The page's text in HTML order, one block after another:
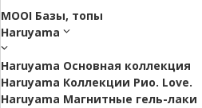
MOOI Базы, топы
Haruyama
Haruyama Основная коллекция
Haruyama Коллекции Рио. Love.
Haruyama Магнитные гель-лаки